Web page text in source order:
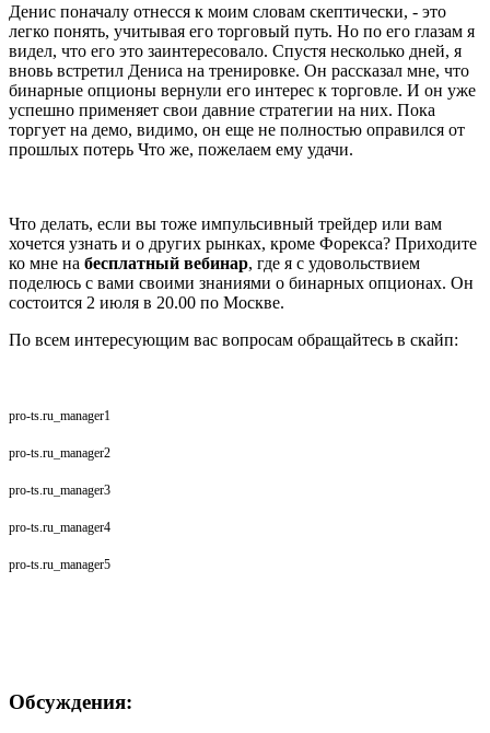
Денис поначалу отнесся к моим словам скептически, - это
легко понять, учитывая его торговый путь. Но по его глазам я
видел, что его это заинтересовало. Спустя несколько дней, я
вновь встретил Дениса на тренировке. Он рассказал мне, что
бинарные опционы вернули его интерес к торговле. И он уже
успешно применяет свои давние стратегии на них. Пока
торгует на демо, видимо, он еще не полностью оправился от
прошлых потерь Что же, пожелаем ему удачи.
Что делать, если вы тоже импульсивный трейдер или вам
хочется узнать и о других рынках, кроме Форекса? Приходите
ко мне на бесплатный вебинар, где я с удовольствием
поделюсь с вами своими знаниями о бинарных опционах. Он
состоится 2 июля в 20.00 по Москве.
По всем интересующим вас вопросам обращайтесь в скайп:
pro-ts.ru_manager1
pro-ts.ru_manager2
pro-ts.ru_manager3
pro-ts.ru_manager4
pro-ts.ru_manager5
Обсуждения: